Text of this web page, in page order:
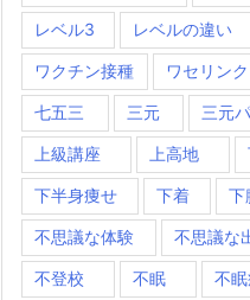
レベル3 レベルの違い
ワクチン接種 ワセリン
七五三 三元 三元
上級講座 上高地
下半身痩せ 下着 下
不思議な体験 不思議な
不登校 不眠 不